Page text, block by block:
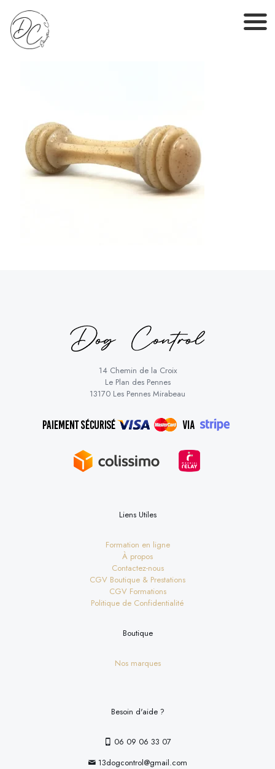
14 Chemin de la Croix
Le Plan des Pennes
13170 Les Pennes Mirabeau
Liens Utiles
Formation en ligne
À propos
Contactez-nous
CGV Boutique & Prestations
CGV Formations
Politique de Confidentialité
Boutique
Nos marques
Besoin d'aide ?
06 09 06 33 07
13dogcontrol@gmail.com